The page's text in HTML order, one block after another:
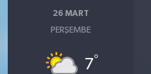
26 MART
PERŞEMBE
7°